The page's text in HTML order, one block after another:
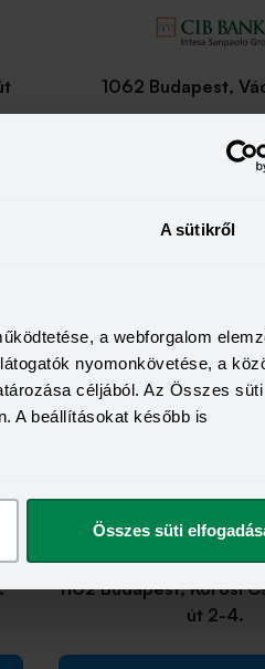
A sütikről
a webforgalom
nyomonkövetése, a
céljából. Az Összes süti
A beállításokat később is
Összes süti
1062 Budapest,
Tovább a
1073 Budapest,
1102 Budapest, Kőrösi
út 2-4.